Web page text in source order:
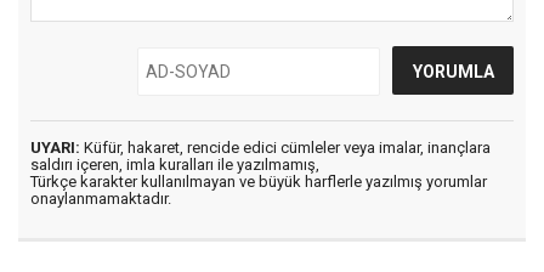
UYARI: Küfür, hakaret, rencide edici cümleler veya imalar, inançlara
saldırı içeren, imla kuralları ile yazılmamış,
Türkçe karakter kullanılmayan ve büyük harflerle yazılmış yorumlar
onaylanmamaktadır.